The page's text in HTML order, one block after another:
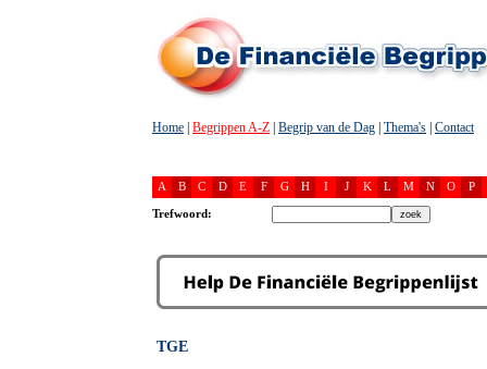
Home Begrippen A-Z Begrip van de Dag Thema's Contact
A B C D E F G H I J K L M N O P
Trefwoord:
TGE